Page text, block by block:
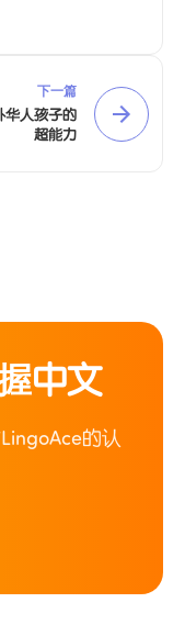
下一篇
华人孩子的
超能力
中文
的认